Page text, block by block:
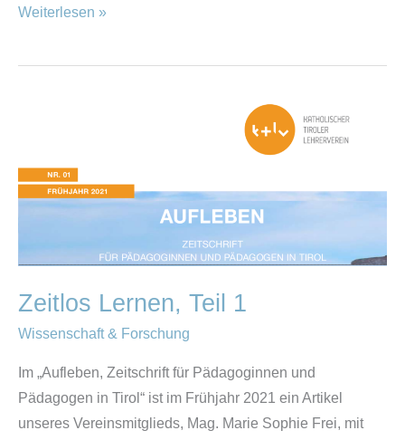
Weiterlesen »
Zeitlos Lernen, Teil 1
Wissenschaft & Forschung
Im „Aufleben, Zeitschrift für Pädagoginnen und
Pädagogen in Tirol“ ist im Frühjahr 2021 ein Artikel
unseres Vereinsmitglieds, Mag. Marie Sophie Frei, mit
1